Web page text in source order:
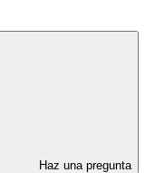
Haz una pregunta